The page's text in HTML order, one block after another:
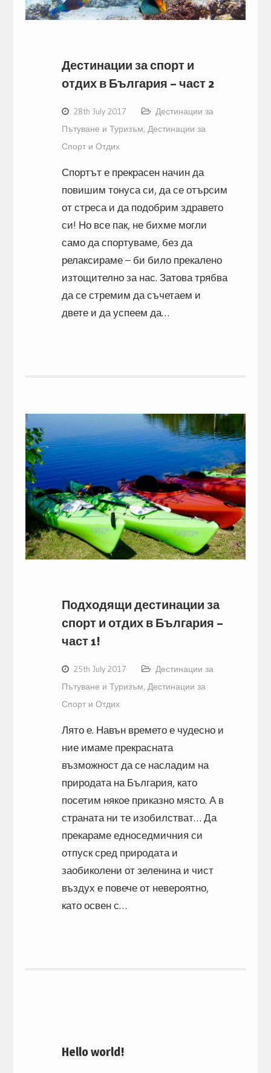
Дестинации за спорт и
отдих в България – част 2
28th July 2017
Дестинации за
Пътуване и Туризъм, Дестинации за
Спорт и Отдих
Спортът е прекрасен начин да
повишим тонуса си, да се отърсим
от стреса и да подобрим здравето
си! Но все пак, не бихме могли
само да спортуваме, без да
релаксираме – би било прекалено
изтощително за нас. Затова трябва
да се стремим да съчетаем и
двете и да успеем да…
Подходящи дестинации за
спорт и отдих в България –
част 1!
25th July 2017
Дестинации за
Пътуване и Туризъм, Дестинации за
Спорт и Отдих
Лято е. Навън времето е чудесно и
ние имаме прекрасната
възможност да се насладим на
природата на България, като
посетим някое приказно място. А в
страната ни те изобилстват… Да
прекараме едноседмичния си
отпуск сред природата и
заобиколени от зеленина и чист
въздух е повече от невероятно,
като освен с…
Hello world!